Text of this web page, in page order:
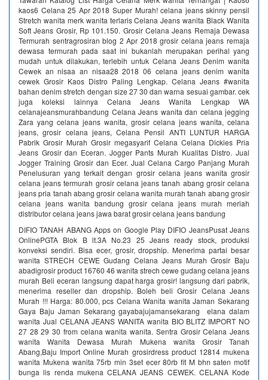
kaos6 Celana 25 Apr 2018 Super Murah! celana jeans skinny pensil
Stretch wanita merk wanita terlaris Celana Jeans wanita Black Wanita
Soft Jeans Grosir, Rp 101.150. Grosir Celana Jeans Remaja Dewasa
Termurah sentragrosiran blog 2 Apr 2018 grosir celana jeans remaja
dewasa termurah pada saat ini bukanlah merupakan perihal yang
mudah untuk dilakukan, terlebih untuk Celana Jeans Denim wanita
Cewek an nisaa an nisaa28 2018 06 celana jeans denim wanita
cewek Grosir Kaos Distro Paling Lengkap. Celana Jeans #wanita
bahan denim stretch dengan size 27 30 dan warna sesuai gambar. cek
juga koleksi lainnya Celana Jeans Wanita Lengkap WA
celanajeansmurahbandung Celana Jeans wanita dan celana jegging
Zara yang celana jeans wanita, grosir celana jeans wanita, celana
jeans, grosir celana jeans, Celana Pensil ANTI LUNTUR HARGA
Pabrik Grosir Murah Grosir megasyarif Celana Celana Dickies Pria
Jeans Grosir dan Eceran. Jogger Pants Murah Kualitas Distro. Jual
Jogger Training Grosir dan Ecer. Jual Celana Cargo Panjang Murah
Penelusuran yang terkait dengan grosir celana jeans wanita grosir
celana jeans termurah grosir celana jeans tanah abang grosir celana
jeans pria tanah abang grosir celana wanita murah tanah abang grosir
celana jeans wanita bandung grosir celana jeans murah meriah
distributor celana jeans jawa barat grosir celana jeans bandung
DIFIO TANAH ABANG Apps on Google Play DIFIO JeansPusat Jeans
OnlinePGTA Blok B lt.3A No.23 25 Jeans ready stock, produksi
konveksi sendiri. Bisa ecer, grosir, dropship. Menerima partai besar
wanita STRECH CEWE Gudang Celana Jeans Murah Grosir Baju
abadigrosir product 16760 46 wanita strech cewe gudang celana jeans
murah Beli eceran langsung dapat harga grosir! langsung dari pabrik,
menerima reseller dan dropship. Boleh beli Grosir Celana Jeans
Murah !!! Harga: 80.000, pcs Celana Wanita wanita Jaman Sekarang
Gaya Baju Jaman Sekarang gayabajujamansekarang elana dalam
wanita Jual CELANA JEANS WANITA wanita BIO BLITZ IMPORT NO
27 28 29 30 from celana wanita wanita. Sentra Grosir Celana Jeans
wanita Wanita Dewasa Murah Mukena wanita Grosir Tanah
Abang,Baju Import Online Murah grosirdress product 12814 mukena
wanita Mukena wanita 75rb min 3set ecer 80rb fit M bhn saten motif
bunga lis renda mukena CELANA JEANS CEWEK. CELANA Kode